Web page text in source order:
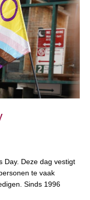
Day. Deze dag vestigt
te vaak
Sinds 1996